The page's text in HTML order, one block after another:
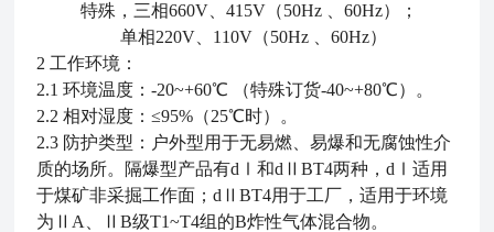
特殊，三相660V、415V（50Hz 、60Hz）；
单相220V、110V（50Hz 、60Hz）
2 工作环境：
2.1 环境温度：-20~+60℃ （特殊订货-40~+80℃）。
2.2 相对湿度：≤95%（25℃时）。
2.3 防护类型：户外型用于无易燃、易爆和无腐蚀性介
质的场所。隔爆型产品有dⅠ和dⅡBT4两种，dⅠ适用
于煤矿非采掘工作面；dⅡBT4用于工厂，适用于环境
为ⅡA、ⅡB级T1~T4组的B炸性气体混合物。